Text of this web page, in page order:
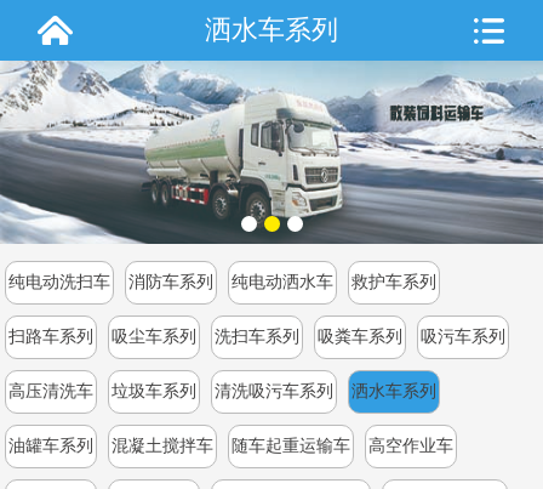
洒水车系列
纯电动洗扫车 消防车系列 纯电动洒水车 救护车系列
扫路车系列 吸尘车系列 洗扫车系列 吸粪车系列 吸污车系列
高压清洗车 垃圾车系列 清洗吸污车系列 洒水车系列
油罐车系列 混凝土搅拌车 随车起重运输车 高空作业车